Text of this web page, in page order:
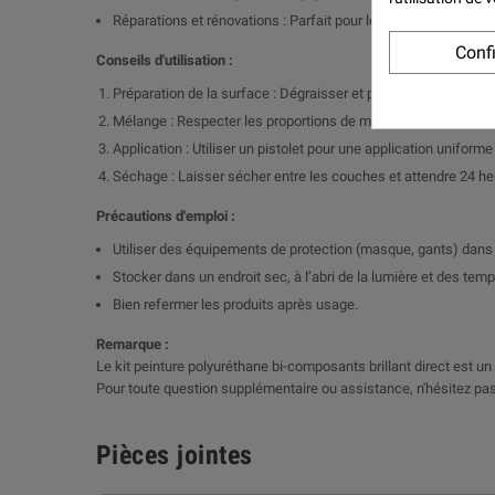
Réparations et rénovations : Parfait pour les retouches et le
Conseils d'utilisation :
Préparation de la surface : Dégraisser et poncer pour garantir
Mélange : Respecter les proportions de mélange entre la
Application : Utiliser un pistolet pour une application
Séchage : Laisser sécher entre les couches et attendre 24
Précautions d'emploi :
Utiliser des équipements de protection (masque, gants) dans
Stocker dans un endroit sec, à l’abri de la lumière et des
Bien refermer les produits après usage.
Remarque :
Le kit peinture polyuréthane bi-composants brillant direct est
Pour toute question supplémentaire ou assistance, n'hésitez
Pièces jointes